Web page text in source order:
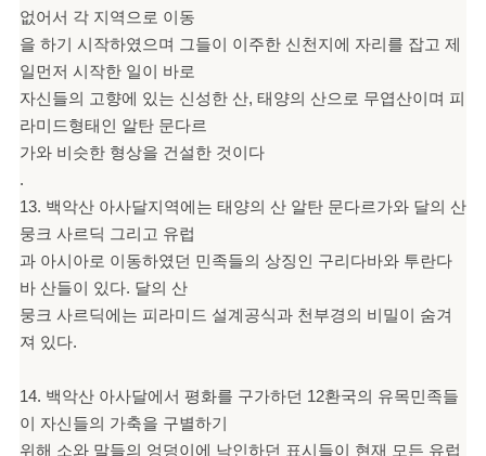
없어서 각 지역으로 이동
을 하기 시작하였으며 그들이 이주한 신천지에 자리를 잡고 제
일먼저 시작한 일이 바로
자신들의 고향에 있는 신성한 산, 태양의 산으로 무엽산이며 피
라미드형태인 알탄 문다르
가와 비슷한 형상을 건설한 것이다
.
13. 백악산 아사달지역에는 태양의 산 알탄 문다르가와 달의 산
뭉크 사르딕 그리고 유럽
과 아시아로 이동하였던 민족들의 상징인 구리다바와 투란다
바 산들이 있다. 달의 산
뭉크 사르딕에는 피라미드 설계공식과 천부경의 비밀이 숨겨
져 있다.
14. 백악산 아사달에서 평화를 구가하던 12환국의 유목민족들
이 자신들의 가축을 구별하기
위해 소와 말들의 엉덩이에 낙인하던 표시들이 현재 모든 유럽